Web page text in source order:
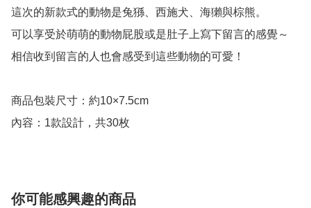
這次的新款式的動物是兔猻、西施犬、海獺與棕熊。
可以享受於萌萌的動物屁股或是肚子上寫下留言的感覺～
相信收到留言的人也會感受到這些動物的可愛！
商品包裝尺寸：約10×7.5cm
內容：1款設計，共30枚
你可能感興趣的商品